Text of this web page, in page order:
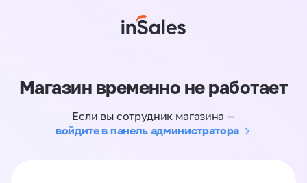
Магазин временно не работает
Если вы сотрудник магазина —
войдите в панель администратора